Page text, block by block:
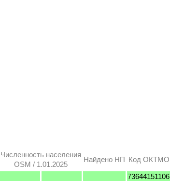
Численность населения
OSM / 1.01.2025
Найдено НП Код ОКТМО
73644151106